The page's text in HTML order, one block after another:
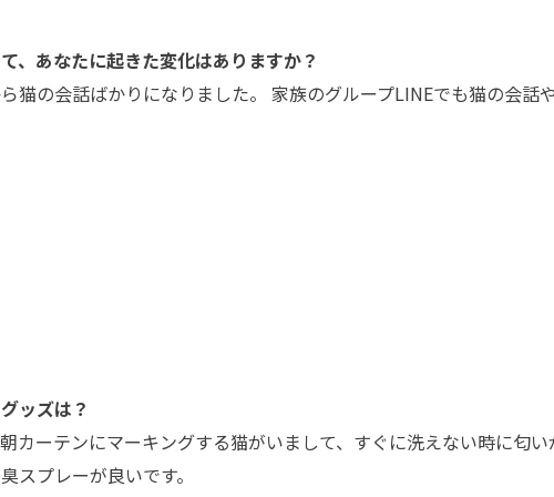
、あなたに起きた変化はありますか？
猫の会話ばかりになりました。 家族のグループLINEでも猫の会話
ッズは？
カーテンにマーキングする猫がいまして、すぐに洗えない時に匂い
スプレーが良いです。